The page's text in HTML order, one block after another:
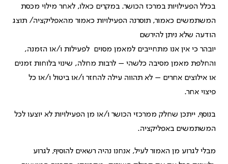
בכלל הפעילויות במרכז הכושר. במקרים כאלו, לאחר מילוי מכסת
המשתמשים כאמור, תוסרנה הפעילויות כאמור מהאפליקציה/ תוצג
הודעה שלא ניתן להירשם
יובהר כי אין אנו מתחייבים למאמן מסוים לפעילות ו/או הזמנה,
והחלפת מאמן מסיבה כלשהי – לרבות מחלה, שינוי בלוחות זמנים
או אילוצים אחרים – לא תהווה עילה להחזר ו/או ביטול ו/או כל
פיצוי אחר.
בנוסף, ייתכן שחלק ממרכזי הכושר ו/או מן הפעילויות לא יוצעו לכל
המשתמשים באפליקציה.
מבלי לגרוע מן האמור לעיל, אנחנו נהיה רשאים להוסיף, לגרוע